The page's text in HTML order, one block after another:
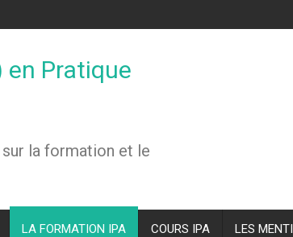
en Pratique
la formation et le
LA FORMATION IPA COURS IPA LES